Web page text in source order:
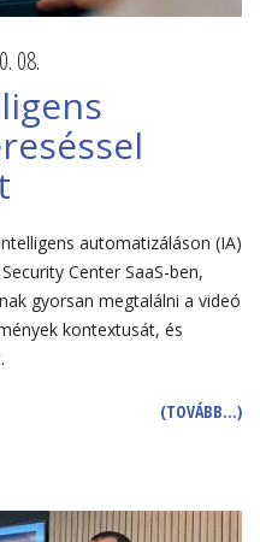
08.
automatizáláson (IA)
Center SaaS-ben,
gyorsan megtalálni a videó
kontextusát, és
(TOVÁBB…)